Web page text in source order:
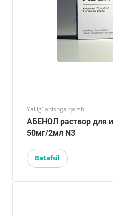
Yallig'lanishga qarshi
АБЕНОЛ раствор для
50мг/2мл N3
Batafsil